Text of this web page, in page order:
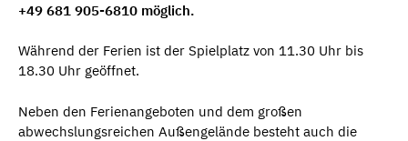
+49 681 905-6810 möglich.
Während der Ferien ist der Spielplatz von 11.30 Uhr bis
18.30 Uhr geöffnet.
Neben den Ferienangeboten und dem großen
abwechslungsreichen Außengelände besteht auch die